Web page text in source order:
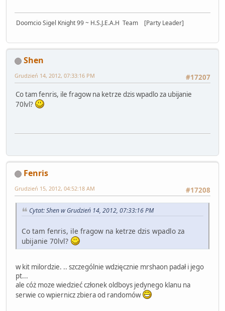
Doomcio Sigel Knight 99 ~ H.S.J.E.A.H Team [Party Leader]
Shen
#17207
Grudzień 14, 2012, 07:33:16 PM
Co tam fenris, ile fragow na ketrze dzis wpadlo za ubijanie
70lvl?
Fenris
#17208
Grudzień 15, 2012, 04:52:18 AM
Cytat: Shen w Grudzień 14, 2012, 07:33:16 PM
Co tam fenris, ile fragow na ketrze dzis wpadlo za
ubijanie 70lvl?
w kit milordzie. .. szczególnie wdzięcznie mrshaon padał i jego
pt...
ale cóż moze wiedzieć członek oldboys jedynego klanu na
serwie co wpiernicz zbiera od randomów